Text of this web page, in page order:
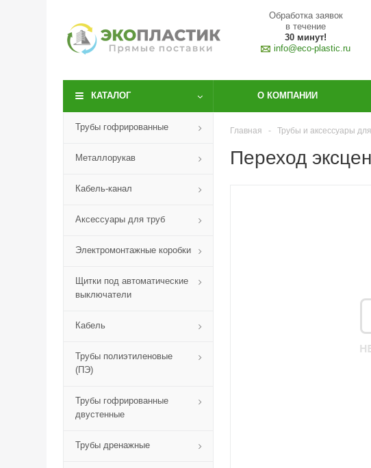
Обработка заявок
в течение
30 минут!
info@eco-plastic.ru
КАТАЛОГ О КОМПАНИИ
Трубы гофрированные
Металлорукав
Кабель-канал
Аксессуары для труб
Электромонтажные коробки
Щитки под автоматические
выключатели
Кабель
Трубы полиэтиленовые
(ПЭ)
Трубы гофрированные
двустенные
Трубы дренажные
Главная - Трубы и аксессуары
Переход